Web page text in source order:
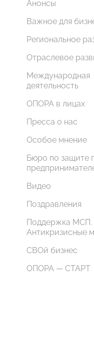
Анонсы
Важное для
Региональное
Отраслевое
Международная
деятельность
ОПОРА в лицах
Пресса о нас
Особое мнение
Бюро по защите
Видео
Поздравления
Поддержка МСП.
Антикризисные
СВОй бизнес
ОПОРА — СТАРТ